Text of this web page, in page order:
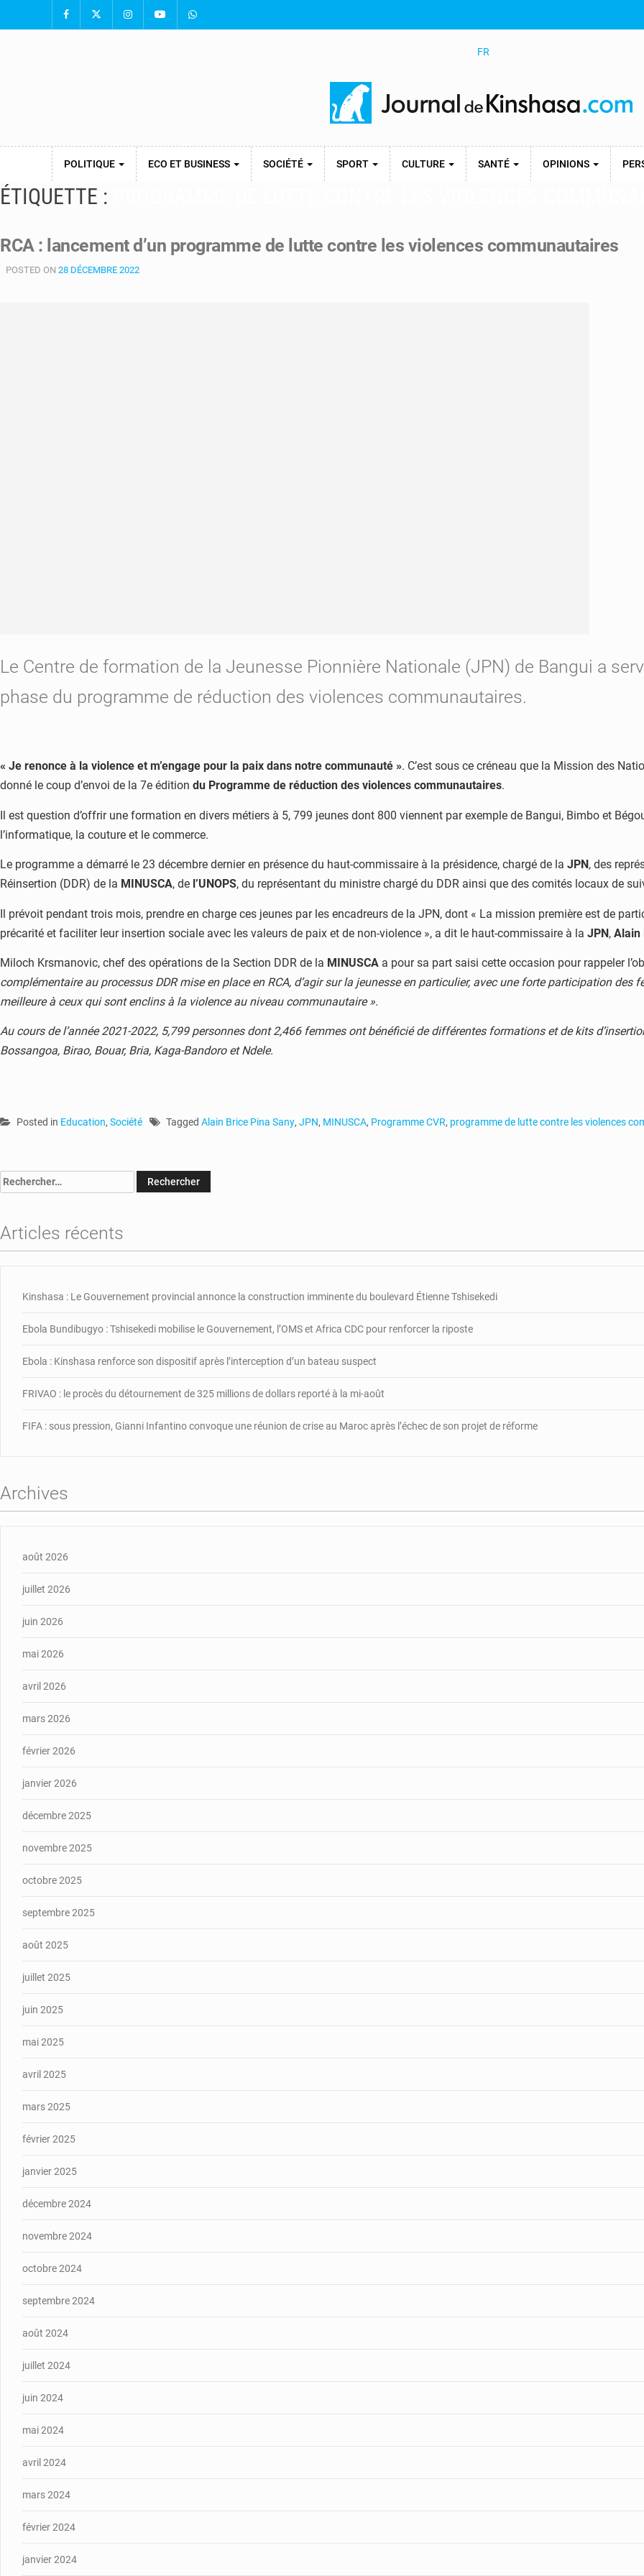
FR
POLITIQUE ECO ET BUSINESS SOCIÉTÉ SPORT CULTURE SANTÉ OPINIONS
ÉTIQUETTE :
RCA : lancement d’un programme de lutte contre les violences communautaires
POSTED ON 28 DÉCEMBRE 2022
Le Centre de formation de la Jeunesse Pionnière Nationale (JPN) de Bangui a
phase du programme de réduction des violences communautaires.
« Je renonce à la violence et m’engage pour la paix dans notre communauté ». C’est sous ce créneau que la Mission des
donné le coup d’envoi de la 7e édition du Programme de réduction des violences communautaires.
Il est question d’offrir une formation en divers métiers à 5, 799 jeunes dont 800 viennent par exemple de Bangui, Bimbo et
l’informatique, la couture et le commerce.
Le programme a démarré le 23 décembre dernier en présence du haut-commissaire à la présidence, chargé de la JPN , des
Réinsertion (DDR) de la MINUSCA, de l’UNOPS, du représentant du ministre chargé du DDR ainsi que des comités locaux de
Il prévoit pendant trois mois, prendre en charge ces jeunes par les encadreurs de la JPN, dont « La mission première est de
précarité et faciliter leur insertion sociale avec les valeurs de paix et de non-violence », a dit le haut-commissaire à la JPN, Alain
Miloch Krsmanovic, chef des opérations de la Section DDR de la MINUSCA a pour sa part saisi cette occasion pour rappeler
complémentaire au processus DDR mise en place en RCA, d’agir sur la jeunesse en particulier, avec une forte participation
meilleure à ceux qui sont enclins à la violence au niveau communautaire ».
Au cours de l’année 2021-2022, 5,799 personnes dont 2,466 femmes ont bénéficié de différentes formations et de kits
Bossangoa, Birao, Bouar, Bria, Kaga-Bandoro et Ndele.
Posted in Education, Société Tagged Alain Brice Pina Sany, JPN, MINUSCA, Programme CVR, programme de lutte contre les violences
Rechercher :
Articles récents
Kinshasa : Le Gouvernement provincial annonce la construction imminente du boulevard Étienne Tshisekedi
Ebola Bundibugyo : Tshisekedi mobilise le Gouvernement, l’OMS et Africa CDC pour renforcer la riposte
Ebola : Kinshasa renforce son dispositif après l’interception d’un bateau suspect
FRIVAO : le procès du détournement de 325 millions de dollars reporté à la mi-août
FIFA : sous pression, Gianni Infantino convoque une réunion de crise au Maroc après l’échec de son projet de réforme
Archives
août 2026
juillet 2026
juin 2026
mai 2026
avril 2026
mars 2026
février 2026
janvier 2026
décembre 2025
novembre 2025
octobre 2025
septembre 2025
août 2025
juillet 2025
juin 2025
mai 2025
avril 2025
mars 2025
février 2025
janvier 2025
décembre 2024
novembre 2024
octobre 2024
septembre 2024
août 2024
juillet 2024
juin 2024
mai 2024
avril 2024
mars 2024
février 2024
janvier 2024